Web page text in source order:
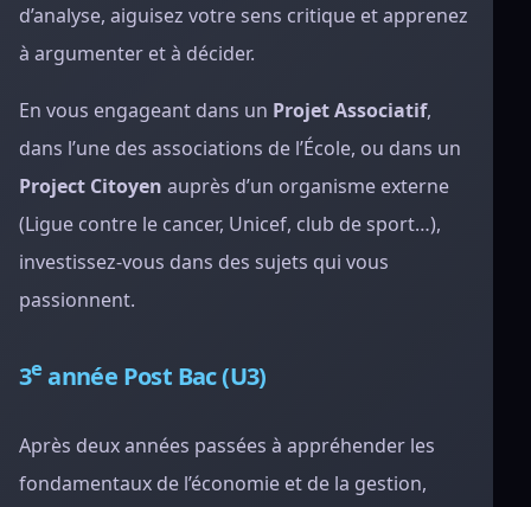
d’analyse, aiguisez votre sens critique et apprenez
à argumenter et à décider.
En vous engageant dans un Projet Associatif,
dans l’une des associations de l’École, ou dans un
Project Citoyen auprès d’un organisme externe
(Ligue contre le cancer, Unicef, club de sport…),
investissez-vous dans des sujets qui vous
passionnent.
3e année Post Bac (U3)
Après deux années passées à appréhender les
fondamentaux de l’économie et de la gestion,